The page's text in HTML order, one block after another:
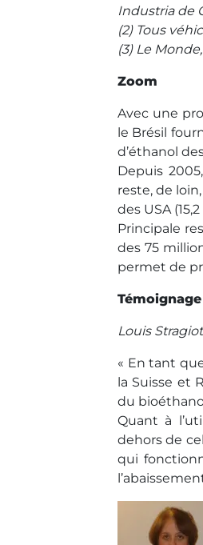
Industria de
(2) Tous
(3) Le
Zoom
Avec une
le Brésil
d’éthanol
Depuis
reste, de
des USA
Principale
des 75
permet de
Témoignage
Louis
« En tant
la Suisse et
du
Quant à
dehors de
qui